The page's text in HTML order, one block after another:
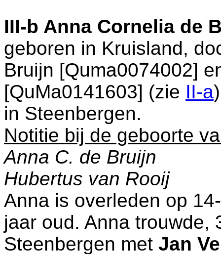
III-b Anna Cornelia de
geboren in Kruisland,
Bruijn [Quma0074002]
[QuMa0141603] (zie II-a
in Steenbergen.
Notitie bij de geboorte
Anna C. de Bruijn
Hubertus van Rooij
Anna is overleden op
jaar oud. Anna trouwde,
Steenbergen met Jan